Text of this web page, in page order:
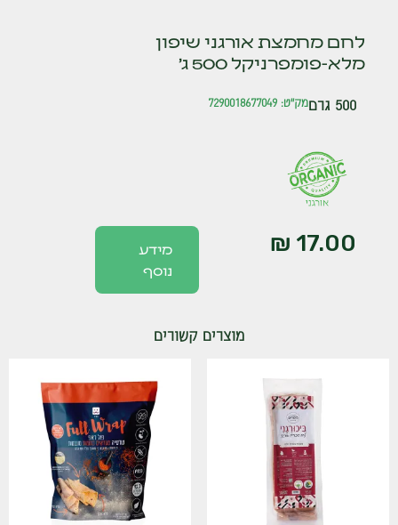
לחם מחמצת אורגני שיפון
מלא-פומפרניקל 500 ג'
500 גרם מק"ט: 7290018677049
17.00
₪
מידע
נוסף
מוצרים קשורים